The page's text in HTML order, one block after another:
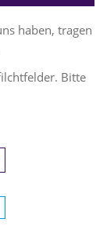
haben, tragen
Bitte